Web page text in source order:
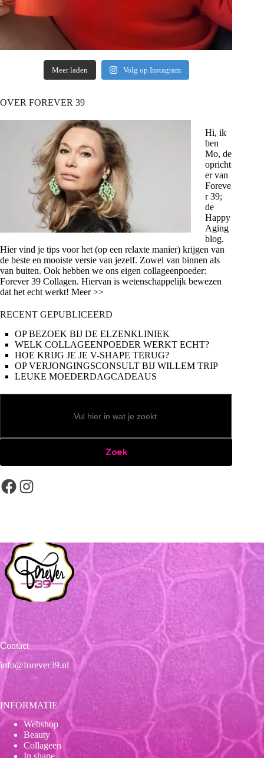
Meer laden Volg op Instagram
OVER FOREVER 39
Hi, ik
ben
Mo, de
opricht
er van
Foreve
r 39;
de
Happy
Aging
blog.
Hier vind je tips voor het (op een relaxte manier) krijgen van
de beste en mooiste versie van jezelf. Zowel van binnen als
van buiten. Ook hebben we ons eigen collageenpoeder:
Forever 39 Collagen. Hiervan is wetenschappelijk bewezen
dat het echt werkt! Meer >>
RECENT GEPUBLICEERD
OP BEZOEK BIJ DE ELZENKLINIEK
WELK COLLAGEENPOEDER WERKT ECHT?
HOE KRIJG JE JE V-SHAPE TERUG?
OP VERJONGINGSCONSULT BIJ WILLEM TRIP
LEUKE MOEDERDAGCADEAUS
Zoeken
Zoek
Facebook
Instagram
Contact
info@forever39.nl
INFORMATIE
Webshop
Beauty
Collageen